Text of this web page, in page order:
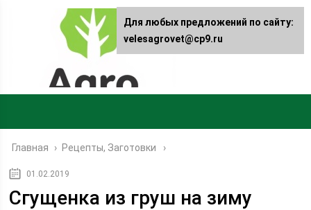
Главная › Рецепты, Заготовки
01.02.2019
Сгущенка из груш на зиму
Для любых предложений по сайту:
velesagrovet@cp9.ru